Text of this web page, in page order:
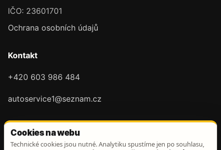
IČO: 23601701
Ochrana osobních údajů
Kontakt
+420 603 986 484
autoservice1@seznam.cz
Cookies na webu
Technické cookies jsou nutné. Analytiku spustíme jen po souhlasu,